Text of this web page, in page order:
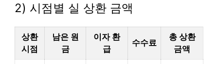
2) 시점별 실 상환 금액
상환
시점
남은 원
금
이자 환
급
수수료
총 상환
금액